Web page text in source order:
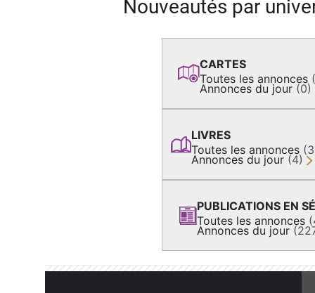
Nouveautés par
CARTES
Toutes les annonces
Annonces du jour (0)
LIVRES
Toutes les annonces
Annonces du jour (4)
PUBLICATIONS EN
Toutes les annonces
Annonces du jour